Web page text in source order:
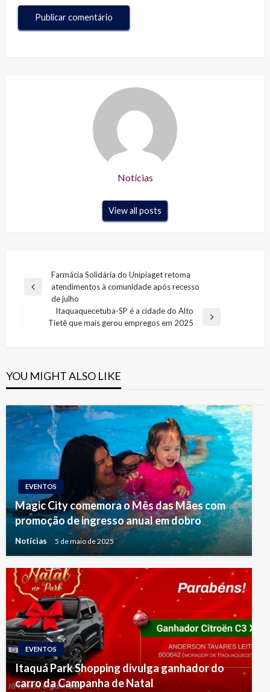
Notícias
View all posts
Navegação
de
Previous
Farmácia Solidária do Unipiaget retoma
atendimentos à comunidade após recesso
de julho
Next
Itaquaquecetuba-SP é a cidade do Alto
Tietê que mais gerou empregos em 2025
YOU MIGHT ALSO LIKE
EVENTOS
Magic City comemora o Mês das Mães com
promoção de ingresso anual em dobro
Notícias 5 de maio de 2025
EVENTOS
Itaquá Park Shopping divulga ganhador do
carro da Campanha de Natal